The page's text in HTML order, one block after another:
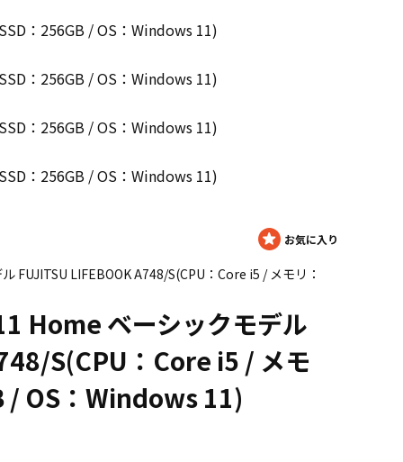
：256GB / OS：Windows 11)
：256GB / OS：Windows 11)
：256GB / OS：Windows 11)
：256GB / OS：Windows 11)
FUJITSU LIFEBOOK A748/S(CPU：Core i5 / メモリ：
Home ベーシックモデル
S(CPU：Core i5 / メモ
/ OS：Windows 11)